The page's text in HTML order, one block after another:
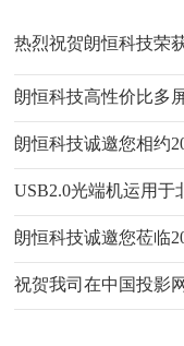
热烈祝贺朗恒科技荣
朗恒科技高性价比多
朗恒科技诚邀您相约
USB2.0光端机运用
朗恒科技诚邀您莅临
祝贺我司在中国投影